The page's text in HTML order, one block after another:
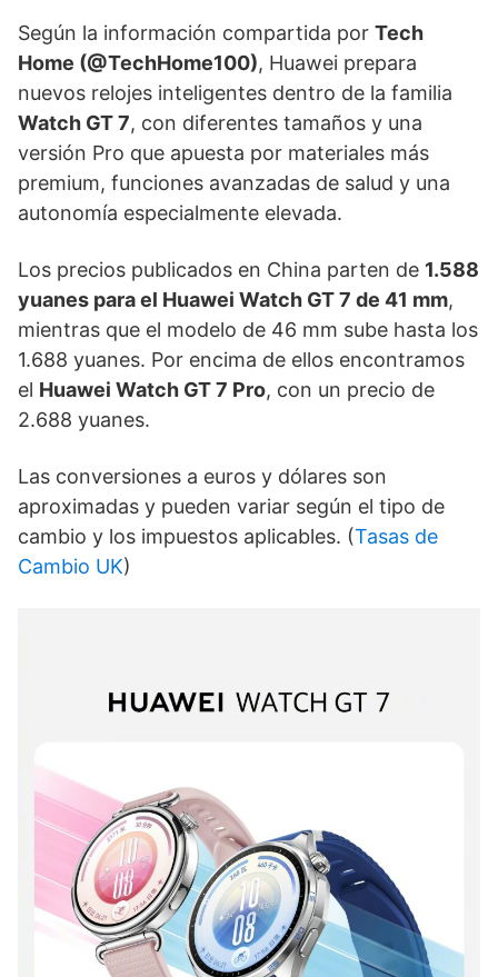
Según la información compartida por Tech
Home (@TechHome100), Huawei prepara
nuevos relojes inteligentes dentro de la familia
Watch GT 7, con diferentes tamaños y una
versión Pro que apuesta por materiales más
premium, funciones avanzadas de salud y una
autonomía especialmente elevada.
Los precios publicados en China parten de 1.588
yuanes para el Huawei Watch GT 7 de 41 mm,
mientras que el modelo de 46 mm sube hasta los
1.688 yuanes. Por encima de ellos encontramos
el Huawei Watch GT 7 Pro, con un precio de
2.688 yuanes.
Las conversiones a euros y dólares son
aproximadas y pueden variar según el tipo de
cambio y los impuestos aplicables. (Tasas de
Cambio UK)